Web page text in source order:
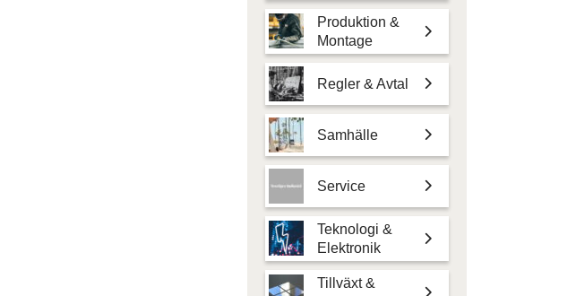
Produktion &
Montage
Regler & Avtal
Samhälle
Service
Teknologi &
Elektronik
Tillväxt &